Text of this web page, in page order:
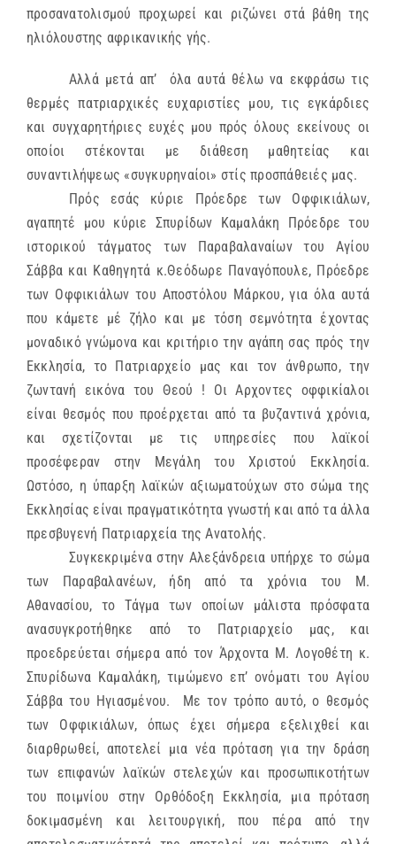
προσανατολισμού προχωρεί και ριζώνει στά βάθη της
ηλιόλουστης αφρικανικής γής.
Αλλά μετά απ’ όλα αυτά θέλω να εκφράσω τις
θερμές πατριαρχικές ευχαριστίες μου, τις εγκάρδιες
και συγχαρητήριες ευχές μου πρός όλους εκείνους οι
οποίοι στέκονται με διάθεση μαθητείας και
συναντιλήψεως «συγκυρηναίοι» στίς προσπάθειές μας.
Πρός εσάς κύριε Πρόεδρε των Οφφικιάλων,
αγαπητέ μου κύριε Σπυρίδων Καμαλάκη Πρόεδρε του
ιστορικού τάγματος των Παραβαλαναίων του Αγίου
Σάββα και Καθηγητά κ.Θεόδωρε Παναγόπουλε, Πρόεδρε
των Οφφικιάλων του Αποστόλου Μάρκου, για όλα αυτά
που κάμετε μέ ζήλο και με τόση σεμνότητα έχοντας
μοναδικό γνώμονα και κριτήριο την αγάπη σας πρός την
Εκκλησία, το Πατριαρχείο μας και τον άνθρωπο, την
ζωντανή εικόνα του Θεού ! Οι Αρχοντες οφφικίαλοι
είναι θεσμός που προέρχεται από τα βυζαντινά χρόνια,
και σχετίζονται με τις υπηρεσίες που λαϊκοί
προσέφεραν στην Μεγάλη του Χριστού Εκκλησία.
Ωστόσο, η ύπαρξη λαϊκών αξιωματούχων στο σώμα της
Εκκλησίας είναι πραγματικότητα γνωστή και από τα άλλα
πρεσβυγενή Πατριαρχεία της Ανατολής.
Συγκεκριμένα στην Αλεξάνδρεια υπήρχε το σώμα
των Παραβαλανέων, ήδη από τα χρόνια του Μ.
Αθανασίου, το Τάγμα των οποίων μάλιστα πρόσφατα
ανασυγκροτήθηκε από το Πατριαρχείο μας, και
προεδρεύεται σήμερα από τον Άρχοντα Μ. Λογοθέτη κ.
Σπυρίδωνα Καμαλάκη, τιμώμενο επ’ ονόματι του Αγίου
Σάββα του Ηγιασμένου. Με τον τρόπο αυτό, ο θεσμός
των Οφφικιάλων, όπως έχει σήμερα εξελιχθεί και
διαρθρωθεί, αποτελεί μια νέα πρόταση για την δράση
των επιφανών λαϊκών στελεχών και προσωπικοτήτων
του ποιμνίου στην Ορθόδοξη Εκκλησία, μια πρόταση
δοκιμασμένη και λειτουργική, που πέρα από την